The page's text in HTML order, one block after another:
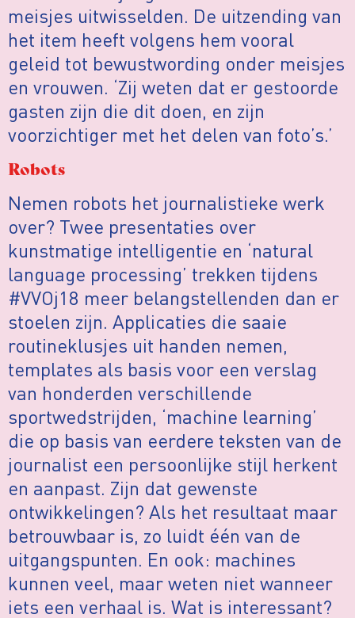
meisjes uitwisselden. De uitzending van
het item heeft volgens hem vooral
geleid tot bewustwording onder meisjes
en vrouwen. ‘Zij weten dat er gestoorde
gasten zijn die dit doen, en zijn
voorzichtiger met het delen van foto’s.’
Robots
Nemen robots het journalistieke werk
over? Twee presentaties over
kunstmatige intelligentie en ‘natural
language processing’ trekken tijdens
#VVOj18 meer belangstellenden dan er
stoelen zijn. Applicaties die saaie
routineklusjes uit handen nemen,
templates als basis voor een verslag
van honderden verschillende
sportwedstrijden, ‘machine learning’
die op basis van eerdere teksten van de
journalist een persoonlijke stijl herkent
en aanpast. Zijn dat gewenste
ontwikkelingen? Als het resultaat maar
betrouwbaar is, zo luidt één van de
uitgangspunten. En ook: machines
kunnen veel, maar weten niet wanneer
iets een verhaal is. Wat is interessant?